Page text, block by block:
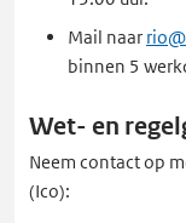
Mail naar
binnen 5
Wet- en
Neem contact op
(Ico):